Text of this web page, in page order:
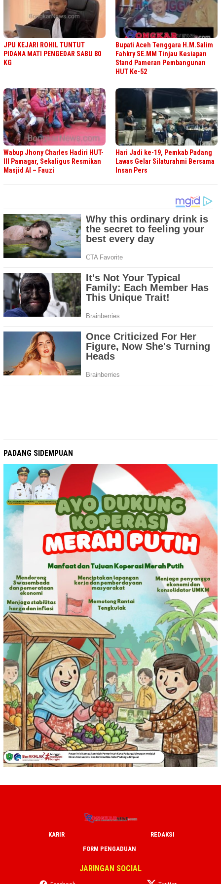
JPU KEJARI ROHIL TUNTUT
PIDANA MATI PENGEDAR SABU 80
KG
Bupati Aceh Tenggara H.M.Salim
Fahkry SE.MM Tinjau Kesiapan
Stand Pameran Pembangunan
HUT Ke-52
Wabup Jhony Charles Hadiri HUT-
III Pamagar, Sekaligus Resmikan
Masjid Al – Fauzi
Hari Jadi ke-19, Pemkab Padang
Lawas Gelar Silaturahmi Bersama
Insan Pers
PADANG SIDEMPUAN
KARIR
REDAKSI
FORM PENGADUAN
JARINGAN SOCIAL